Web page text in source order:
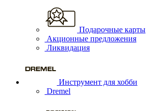
Подарочные карты
Акционные предложения
Ликвидация
Инструмент для хобби
Dremel